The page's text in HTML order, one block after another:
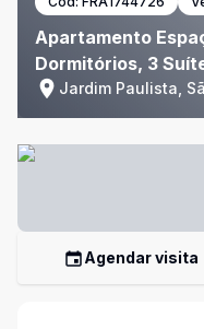
Apartamento
Dormitórios, 3
Jardim Paulista,
Agendar visita